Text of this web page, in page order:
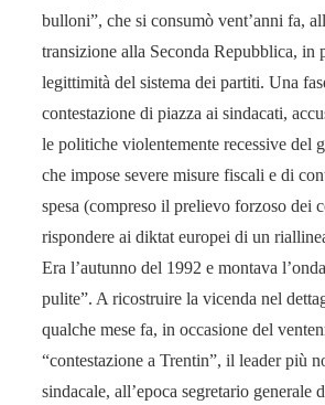
bulloni”, che si consumò vent’anni fa,
transizione alla Seconda Repubblica, in
legittimità del sistema dei partiti. Una
contestazione di piazza ai sindacati,
le politiche violentemente recessive del
che impose severe misure fiscali e di
spesa (compreso il prelievo forzoso dei
rispondere ai diktat europei di un
Era l’autunno del 1992 e montava
pulite”. A ricostruire la vicenda nel
qualche mese fa, in occasione del
“contestazione a Trentin”, il leader più
sindacale, all’epoca segretario generale